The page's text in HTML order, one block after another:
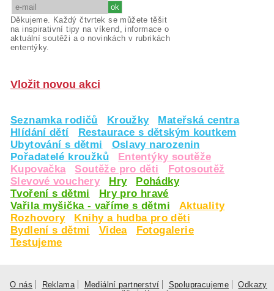
Děkujeme. Každý čtvrtek se můžete těšit
na inspirativní tipy na víkend, informace o
aktuální soutěži a o novinkách v rubrikách
ententýky.
Vložit novou akci
Seznamka rodičů Kroužky
Mateřská centra
Hlídání dětí
Restaurace s dětským koutkem
Ubytování s dětmi
Oslavy narozenin
Pořadatelé kroužků
Ententýky soutěže
Kupovačka
Soutěže pro děti
Fotosoutěž
Slevové vouchery
Hry
Pohádky
Tvoření s dětmi
Hry pro hravé
Vařila myšička - vaříme s dětmi
Aktuality
Rozhovory
Knihy a hudba pro děti
Bydlení s dětmi
Videa
Fotogalerie
Testujeme
O nás Reklama Mediální partnerství Spolupracujeme
Odkazy